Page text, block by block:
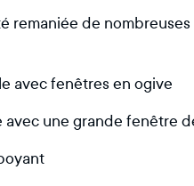
remaniée de
avec fenêtres en ogive
avec une grande fenêtre